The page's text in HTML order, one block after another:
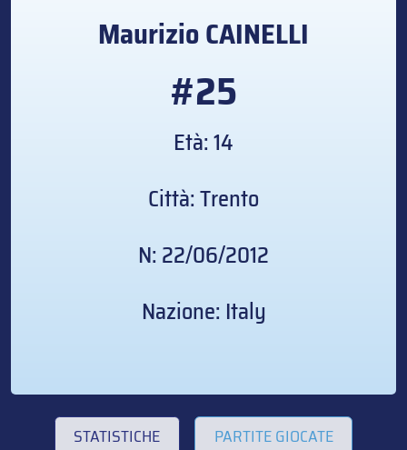
MaurizioCAINELLI
#25
Età: 14
Città: Trento
N: 22/06/2012
Nazione: Italy
STATISTICHE PARTITE GIOCATE